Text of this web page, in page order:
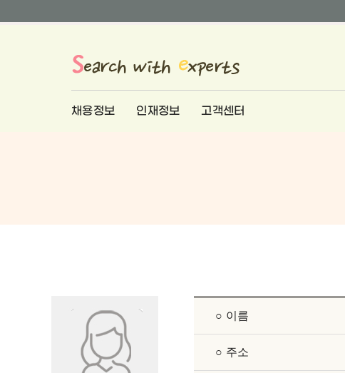
채용정보 인재정보 고객센터
○ 이름
○ 주소